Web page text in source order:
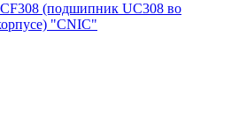
(подшипник UC308 во
"CNIC"